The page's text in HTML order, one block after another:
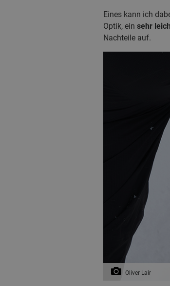
Eines kann ich
Optik, ein sehr
Nachteile auf.
Oliver Lair